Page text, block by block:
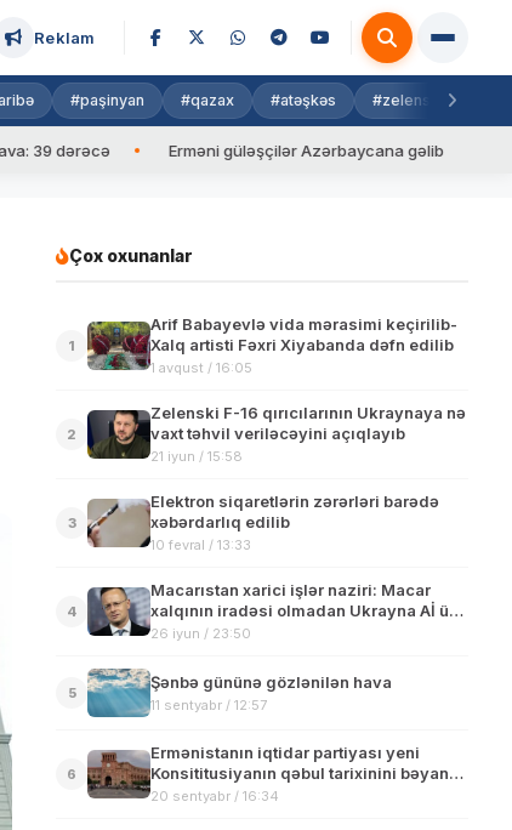
Reklam
#paşinyan #qazax #atəşkəs #zelenski
Erməni güləşçilər Azərbaycana gəlib İlham
Çox oxunanlar
1
Arif Babayevlə vida mərasimi keçirilib-
Xalq artisti Fəxri Xiyabanda dəfn edilib
1 avqust / 16:05
2
Zelenski F-16 qırıcılarının Ukraynaya nə
vaxt təhvil veriləcəyini açıqlayıb
21 iyun / 15:58
3
Elektron siqaretlərin zərərləri barədə
xəbərdarlıq edilib
10 fevral / 13:33
4
Macarıstan xarici işlər naziri: Macar
xalqının iradəsi olmadan Ukrayna Aİ üzv
ola bilməz
26 iyun / 23:50
5
Şənbə gününə gözlənilən hava
11 sentyabr / 12:57
6
Ermənistanın iqtidar partiyası yeni
Konsititusiyanın qəbul tarixinini bəyan
etdi
20 sentyabr / 16:34